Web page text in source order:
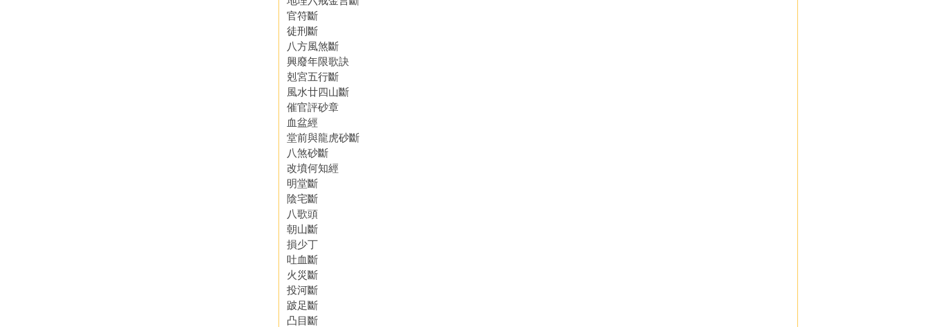
官符斷
徒刑斷
八方風煞斷
興廢年限歌訣
剋宮五行斷
風水廿四山斷
催官評砂章
血盆經
堂前與龍虎砂斷
八煞砂斷
改墳何知經
明堂斷
陰宅斷
八歌頭
朝山斷
損少丁
吐血斷
火災斷
投河斷
跛足斷
凸目斷